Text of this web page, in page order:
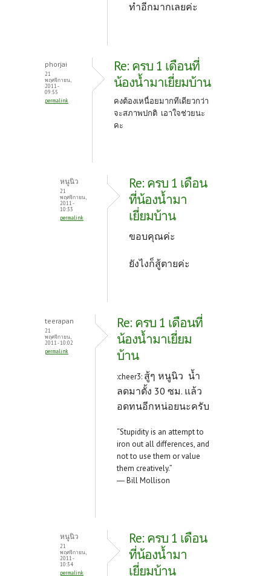
ทำอีกมากเลยค่ะ
phorjai
21
พฤศจิกายน,
2011 -
09:55
permalink
Re: ครบ 1 เดือนที่
น้องน้ำมาเยี่ยมบ้าน
คงต้องเหนื่อยมากทีเดียวกว่า
จะสภาพปกติ เอาใจช่วยนะ
คะ
หนูนิว
21
พฤศจิกายน,
2011 -
10:33
permalink
Re: ครบ 1 เดือน
ที่น้องน้ำมา
เยี่ยมบ้าน
ขอบคุณค่ะ
ยังไงก็สู้ตายค่ะ
teerapan
21
พฤศจิกายน,
2011 - 10:02
permalink
Re: ครบ 1 เดือนที่
น้องน้ำมาเยี่ยม
บ้าน
:cheer3: สู้ๆ หนูนิว น้ำ
ลดมาตั้ง 30 ซม. แล้ว
อดทนอีกหน่อยนะครับ
“Stupidity is an attempt to
iron out all differences, and
not to use them or value
them creatively.”
― Bill Mollison
หนูนิว
21
พฤศจิกายน,
2011 -
10:34
permalink
Re: ครบ 1 เดือน
ที่น้องน้ำมา
เยี่ยมบ้าน